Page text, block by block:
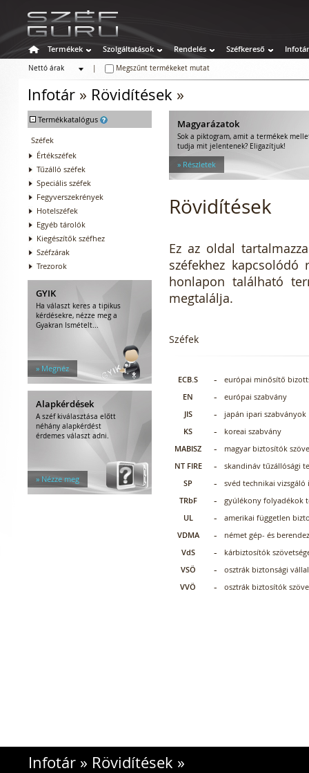
Termékek Szolgáltatások Rendelés Széfkereső Infotár
Nettó árak
Megszűnt termékeket mutat
Infotár » Rövidítések »
- Termékkatalógus
Széfek
Értékszéfek
Tűzálló széfek
Speciális széfek
Fegyverszekrények
Hotelszéfek
Egyéb tárolók
Kiegészítők széfhez
Széfzárak
Trezorok
GYIK
Ha választ keres a tipikus
kérdésekre, nézze meg a
Gyakran Ismételt...
» Megnéz
Alapkérdések
A széf kiválasztása előtt
néhány alapkérdést
érdemes választ adni.
» Nézze meg
Magyarázatok
Sok a piktogram, amit a termékek
tudja mit jelentenek? Eligazítjuk!
» Részletek
Rövidítések
Ez az oldal
széfekhez kapcsolódó
honlapon található
megtalálja.
Széfek
ECB.S
EN
JIS
KS
MABISZ
NT FIRE
SP
TRbF
UL
VDMA
VdS
VSÖ
VVÖ
-
-
-
-
-
-
-
-
-
-
-
-
-
európai minősítő
európai szabvány
japán ipari szabványok
koreai szabvány
magyar biztosítók
skandináv tűzállósági
svéd technikai vizsgáló
gyúlékony folyadékok
amerikai független
német gép- és
kárbiztosítók
osztrák biztonsági
osztrák biztosítók
Infotár» Rövidítések »